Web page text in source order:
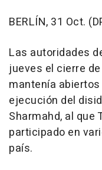
BERLÍN, 31 Oct.
Las autoridades
jueves el cierre
mantenía
ejecución del
Sharmahd, al que
participado en
país.